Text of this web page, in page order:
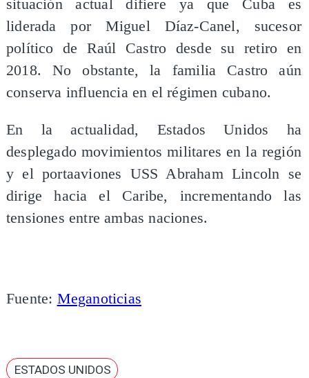
situación actual difiere ya que Cuba es
liderada por Miguel Díaz-Canel, sucesor
político de Raúl Castro desde su retiro en
2018. No obstante, la familia Castro aún
conserva influencia en el régimen cubano.
En la actualidad, Estados Unidos ha
desplegado movimientos militares en la región
y el portaaviones USS Abraham Lincoln se
dirige hacia el Caribe, incrementando las
tensiones entre ambas naciones.
Fuente: Meganoticias
ESTADOS UNIDOS